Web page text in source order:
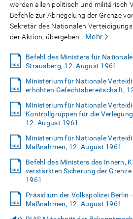
werden allen politisch und militärisch
Befehle zur Abriegelung der Grenze
Sekretär des Nationalen
der Aktion, übergeben.
Mehr
Befehl des Ministers für
Strausberg, 12. August 1961
Ministerium für Nationale
erhöhten Gefechtsbereitschaft,
Ministerium für Nationale
Kontrollgruppen für die
12. August 1961
Ministerium für Nationale
Maßnahmen, 12. August 1961
Befehl des Ministers des Innern,
verstärkten Sicherung der
1961
Präsidium der Volkspolizei Berlin
Maßnahmen, 12. August 1961